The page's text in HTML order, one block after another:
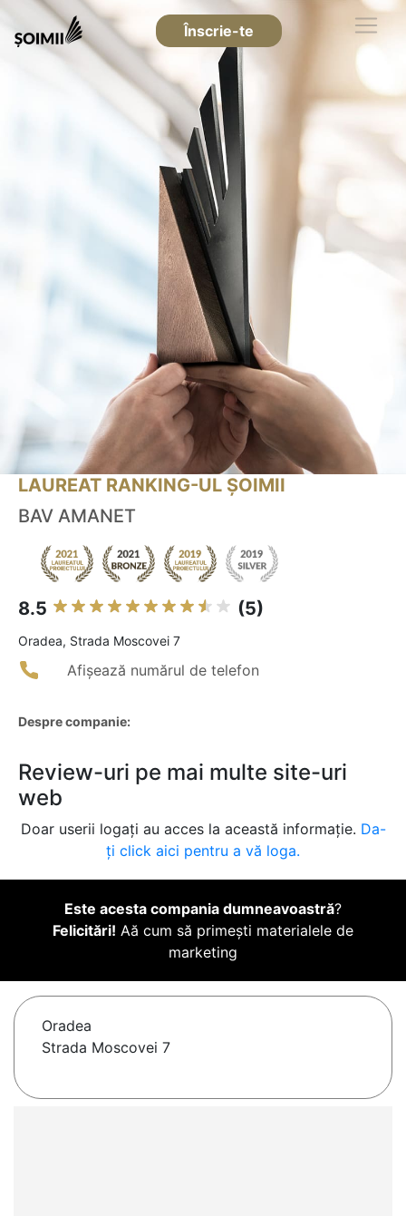
Înscrie-te
LAUREAT RANKING-UL ȘOIMII
BAV AMANET
8.5 (5)
Oradea, Strada Moscovei 7
Afișează numărul de telefon
Despre companie:
Review-uri pe mai multe site-uri
web
Doar userii logați au acces la această informație. Da-
ți click aici pentru a vă loga.
Este acesta compania dumneavoastră?
Felicitări! Aă cum să primești materialele de
marketing
Oradea
Strada Moscovei 7